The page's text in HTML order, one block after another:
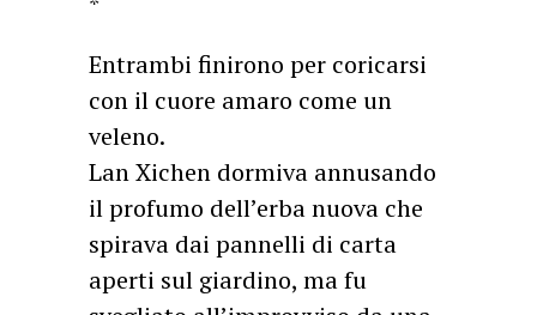
Entrambi finirono per coricarsi
con il cuore amaro come un
veleno.
Lan Xichen dormiva annusando
il profumo dell’erba nuova che
spirava dai pannelli di carta
aperti sul giardino, ma fu